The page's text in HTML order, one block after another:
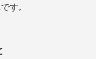
す。